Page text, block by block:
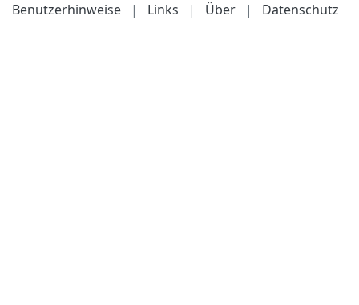
Benutzerhinweise
| Links | Über | Datenschutz